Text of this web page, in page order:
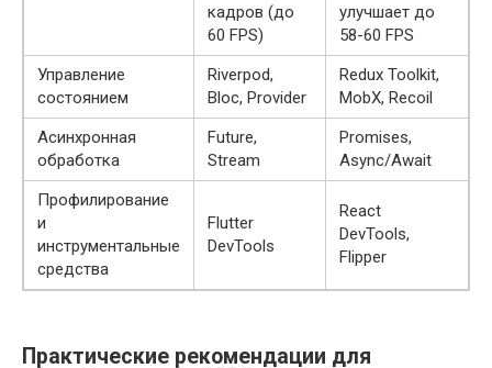
кадров (до
60 FPS)
улучшает до
58-60 FPS
Управление
состоянием
Riverpod,
Bloc, Provider
Redux Toolkit,
MobX, Recoil
Асинхронная
обработка
Future,
Stream
Promises,
Async/Await
Профилирование
и
инструментальные
средства
Flutter
DevTools
React
DevTools,
Flipper
Практические рекомендации для